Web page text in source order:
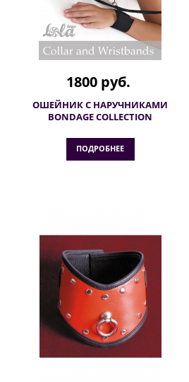
1800 руб.
ОШЕЙНИК С НАРУЧНИКАМИ
BONDAGE COLLECTION
ПОДРОБНЕЕ